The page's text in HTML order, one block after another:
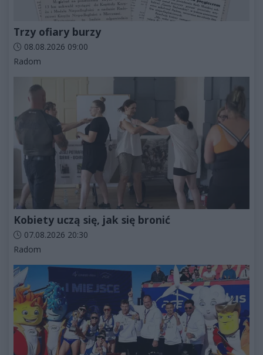
Trzy ofiary burzy
Data dodania artykułu:
08.08.2026 09:00
Kategorie artykułu:
Radom
Kobiety uczą się, jak się bronić
Data dodania artykułu:
07.08.2026 20:30
Kategorie artykułu:
Radom